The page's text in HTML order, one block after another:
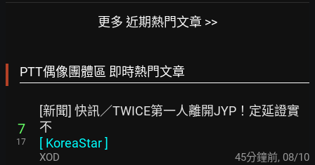
更多 近期熱門文章 >>
PTT偶像團體區 即時熱門文章
7
17
[新聞] 快訊／TWICE第一人離開JYP！定延證實
不
[ KoreaStar]
XOD 45分鐘前, 08/10